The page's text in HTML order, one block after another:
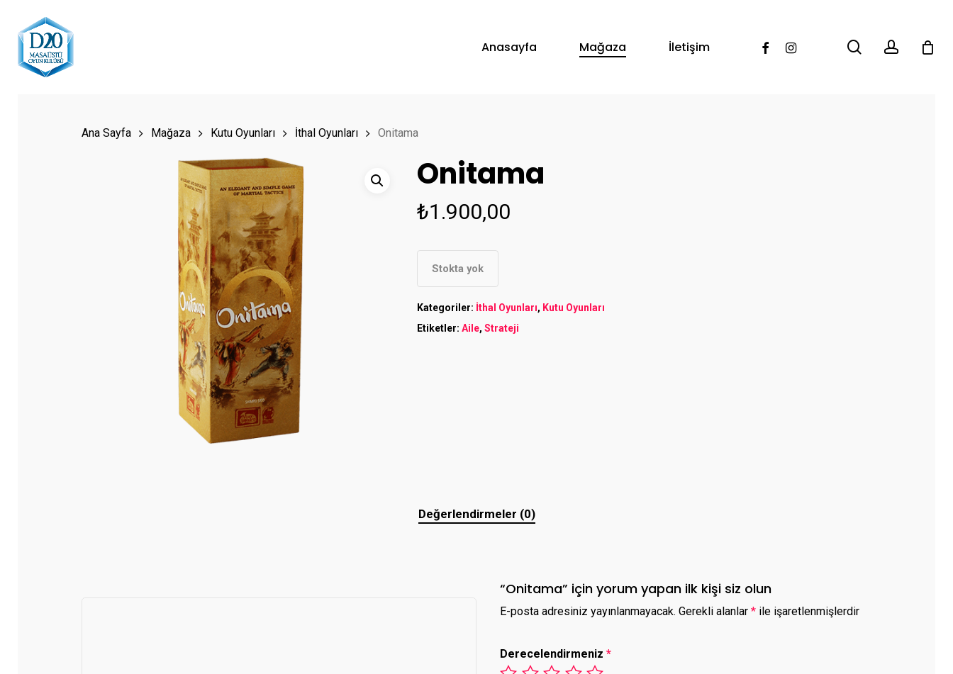
content
Anasayfa Mağaza İletişim FacebookInstagram searchaccount
Ana Sayfa Mağaza Kutu Oyunları İthal Oyunları Onitama
Onitama
₺1.900,00
Stokta yok
Kategoriler: İthal Oyunları, Kutu Oyunları
Etiketler:Aile,Strateji
Değerlendirmeler (0)
“Onitama” için yorum yapan ilk kişi siz olun
E-posta adresiniz yayınlanmayacak. Gerekli alanlar* ile işaretlenmişlerdir
Derecelendirmeniz*